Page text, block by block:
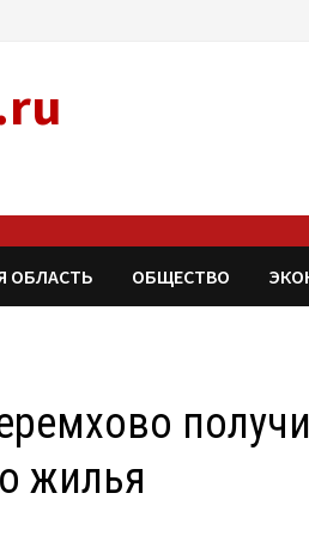
ОБЛАСТЬ ОБЩЕСТВО
жилья